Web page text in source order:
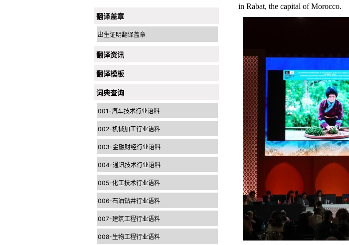
翻译盖章
出生证明翻译盖章
翻译资讯
翻译模板
词典查询
001-汽车技术行业语料
002-机械加工行业语料
003-金融财经行业语料
004-通讯技术行业语料
005-化工技术行业语料
006-石油钻井行业语料
007-建筑工程行业语料
008-生物工程行业语料
in Rabat, the capital of Morocco.